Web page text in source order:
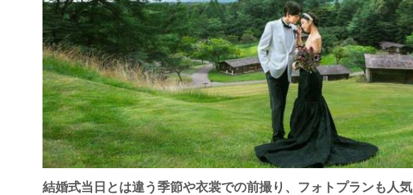
結婚式当日とは違う季節や衣裳での前撮り、フォトプランも人気